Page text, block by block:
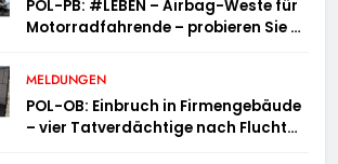
POL-PB: #LEBEN – Airbag-Weste für
Motorradfahrende – probieren Sie es
MELDUNGEN
POL-OB: Einbruch in Firmengebäude
– vier Tatverdächtige nach Flucht